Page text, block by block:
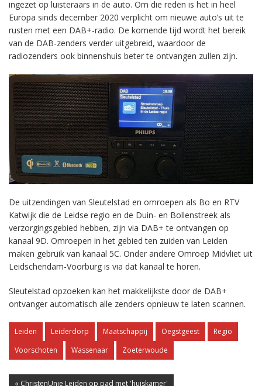
ingezet op luisteraars in de auto. Om die reden is het in heel
Europa sinds december 2020 verplicht om nieuwe auto’s uit te
rusten met een DAB+-radio. De komende tijd wordt het bereik
van de DAB-zenders verder uitgebreid, waardoor de
radiozenders ook binnenshuis beter te ontvangen zullen zijn.
De uitzendingen van Sleutelstad en omroepen als Bo en RTV
Katwijk die de Leidse regio en de Duin- en Bollenstreek als
verzorgingsgebied hebben, zijn via DAB+ te ontvangen op
kanaal 9D. Omroepen in het gebied ten zuiden van Leiden
maken gebruik van kanaal 5C. Onder andere Omroep Midvliet uit
Leidschendam-Voorburg is via dat kanaal te horen.
Sleutelstad opzoeken kan het makkelijkste door de DAB+
ontvanger automatisch alle zenders opnieuw te laten scannen.
Leiden Leiderdorp Maatschappij Oegstgeest
Regio
Voorschoten
Wassenaar Zoeterwoude
« ChristenUnie Leiden op pad met 'huiskamer'